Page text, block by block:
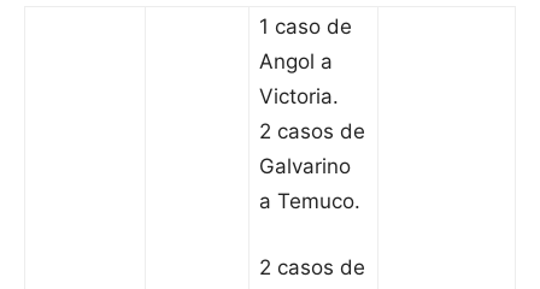
1 caso de
Angol a
Victoria.
2 casos de
Galvarino
a Temuco.
2 casos de